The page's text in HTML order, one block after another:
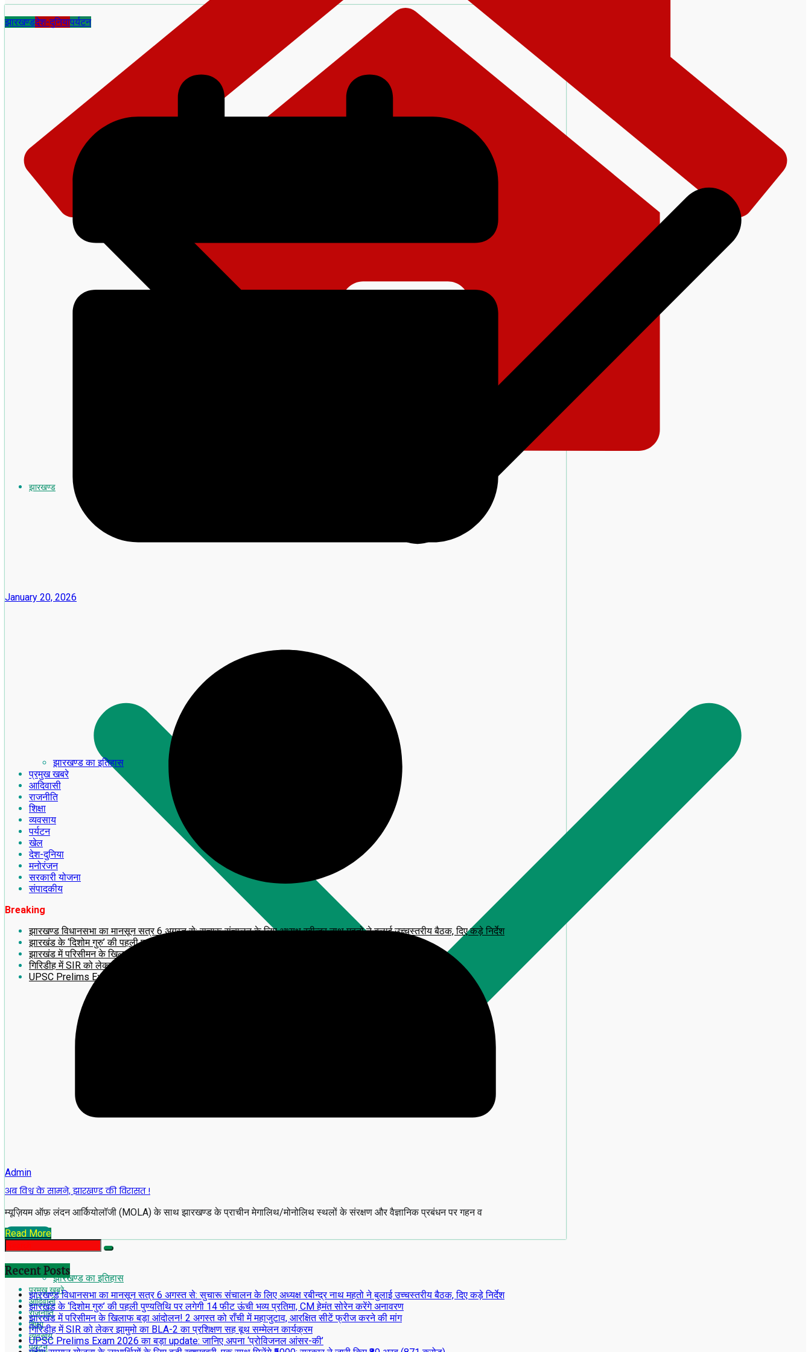
झारखण्ड
झारखण्ड का इतिहास
प्रमुख खबरे
आदिवासी
राजनीति
शिक्षा
व्यवसाय
पर्यटन
झारखण्ड का इतिहास
प्रमुख खबरे
आदिवासी
राजनीति
शिक्षा
व्यवसाय
पर्यटन
खेल
देश-दुनिया
मनोरंजन
सरकारी योजना
संपादकीय
Breaking
झारखण्ड विधानसभा का मानसून सत्र 6 अगस्त से: सुचारू संचालन के लिए अध्यक्ष रबीन्द्र नाथ महतो ने बुलाई उच्चस्तरीय बैठक, दिए कड़े निर्देश
झारखंड के ‘दिशोम गुरु’ की पहली पुण्यतिथि पर लगेगी 14 फीट ऊंची भव्य प्रतिमा, CM हेमंत सोरेन करेंगे अनावरण
झारखंड में परिसीमन के खिलाफ बड़ा आंदोलन! 2 अगस्त को राँची में महाजुटाव, आरक्षित सीटें फ्रीज करने की मांग
गिरिडीह में SIR को लेकर झामुमो का BLA-2 का प्रशिक्षण सह बूथ सम्मेलन कार्यक्रम
UPSC Prelims Exam 2026 का बड़ा update: जानिए अपना ‘प्रोविजनल आंसर-की’
झारखण्डदेश-दुनियापर्यटन
January 20, 2026
Admin
अब विश्व के सामने, झारखण्ड की विरासत !
म्यूज़ियम ऑफ़ लंदन आर्कियोलॉजी (MOLA) के साथ झारखण्ड के प्राचीन मेगालिथ/मोनोलिथ स्थलों के संरक्षण और वैज्ञानिक प्रबंधन पर गहन व
Read More
Recent Posts
झारखण्ड विधानसभा का मानसून सत्र 6 अगस्त से: सुचारू संचालन के लिए अध्यक्ष रबीन्द्र नाथ महतो ने बुलाई उच्चस्तरीय बैठक, दिए कड़े निर्देश
झारखंड के ‘दिशोम गुरु’ की पहली पुण्यतिथि पर लगेगी 14 फीट ऊंची भव्य प्रतिमा, CM हेमंत सोरेन करेंगे अनावरण
झारखंड में परिसीमन के खिलाफ बड़ा आंदोलन! 2 अगस्त को राँची में महाजुटाव, आरक्षित सीटें फ्रीज करने की मांग
गिरिडीह में SIR को लेकर झामुमो का BLA-2 का प्रशिक्षण सह बूथ सम्मेलन कार्यक्रम
UPSC Prelims Exam 2026 का बड़ा update: जानिए अपना ‘प्रोविजनल आंसर-की’